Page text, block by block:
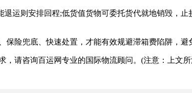
则安排回程;低货值货物可委托货代就地销毁，止
险兜底、快速处置，才能有效规避滞箱费陷阱，避
咨询百运网专业的国际物流顾问。(注意：上文